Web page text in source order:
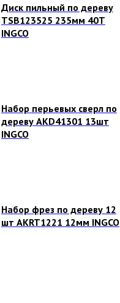
Диск пильный по дереву
TSB123525 235мм 40Т
INGCO
Набор перьевых сверл по
дереву AKD41301 13шт
INGCO
Набор фрез по дереву 12
шт AKRT1221 12мм INGCO